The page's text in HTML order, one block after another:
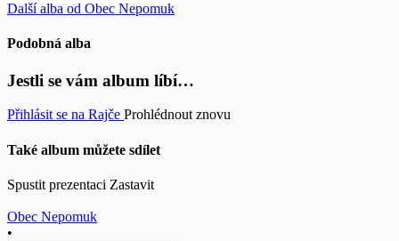
Další alba od Obec Nepomuk
Podobná alba
Jestli se vám album líbí…
Přihlásit se na Rajče Prohlédnout znovu
Také album můžete sdílet
Spustit prezentaci Zastavit
Obec Nepomuk
•